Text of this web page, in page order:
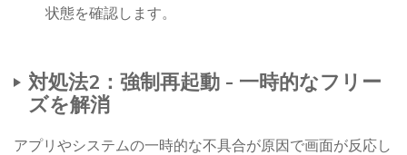
状態を確認します。
対処法2：強制再起動 - 一時的なフリー
ズを解消
アプリやシステムの一時的な不具合が原因で画面が反応し